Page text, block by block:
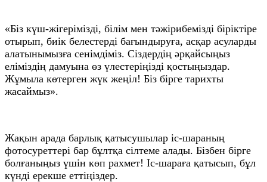
«Біз күш-жігерімізді, білім мен тәжірибемізді біріктіре
отырып, биік белестерді бағындыруға, асқар асуларды
алатынымызға сенімдіміз. Сіздердің әрқайсыңыз
еліміздің дамуына өз үлестеріңізді қостыңыздар.
Жұмыла көтерген жүк жеңіл! Біз бірге тарихты
жасаймыз».
Жақын арада барлық қатысушылар іс-шараның
фотосуреттері бар бұлтқа сілтеме алады. Бізбен бірге
болғаныңыз үшін көп рахмет! Іс-шараға қатысып, бұл
күнді ерекше еттіңіздер.